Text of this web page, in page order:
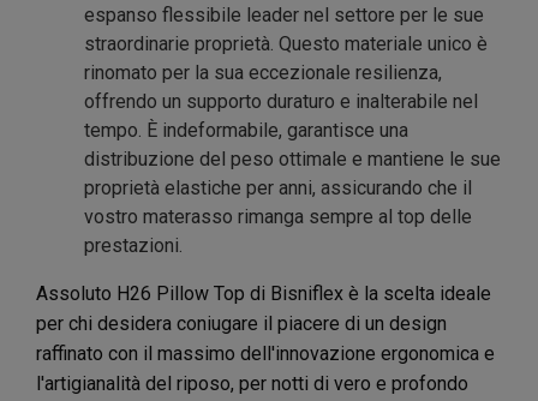
espanso flessibile leader nel settore per le sue
straordinarie proprietà. Questo materiale unico è
rinomato per la sua eccezionale resilienza,
offrendo un supporto duraturo e inalterabile nel
tempo. È indeformabile, garantisce una
distribuzione del peso ottimale e mantiene le sue
proprietà elastiche per anni, assicurando che il
vostro materasso rimanga sempre al top delle
prestazioni.
Assoluto H26 Pillow Top di Bisniflex è la scelta ideale
per chi desidera coniugare il piacere di un design
raffinato con il massimo dell'innovazione ergonomica e
l'artigianalità del riposo, per notti di vero e profondo